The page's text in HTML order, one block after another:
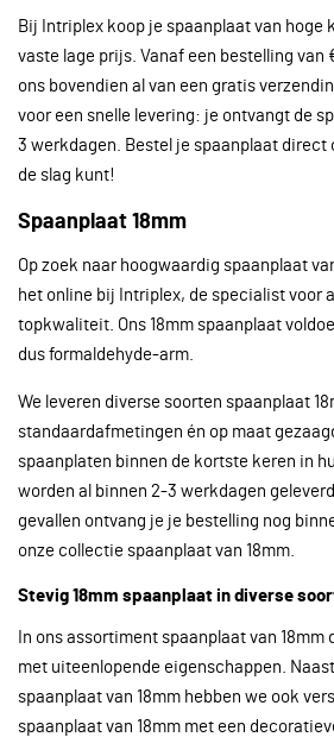
Bij Intriplex koop je spaanplaat van hoge
vaste lage prijs. Vanaf een bestelling van
ons bovendien al van een gratis
voor een snelle levering: je ontvangt de
3 werkdagen. Bestel je spaanplaat direct
de slag kunt!
Spaanplaat 18mm
Op zoek naar hoogwaardig spaanplaat
het online bij Intriplex, de specialist voor
topkwaliteit. Ons 18mm spaanplaat
dus formaldehyde-arm.
We leveren diverse soorten spaanplaat
standaardafmetingen én op maat
spaanplaten binnen de kortste keren in
worden al binnen 2-3 werkdagen
gevallen ontvang je je bestelling nog
onze collectie spaanplaat van 18mm.
Stevig 18mm spaanplaat in diverse
In ons assortiment spaanplaat van
met uiteenlopende eigenschappen.
spaanplaat van 18mm hebben we ook
spaanplaat van 18mm met een